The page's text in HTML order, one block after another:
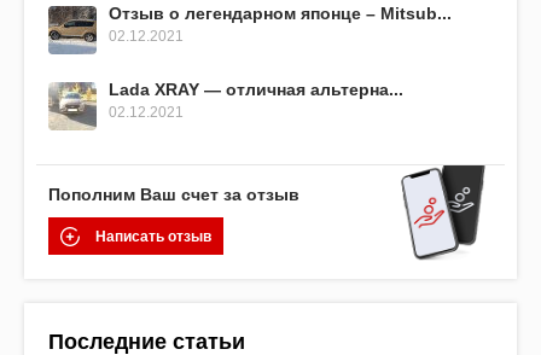
Отзыв о легендарном японце – Mitsub...
02.12.2021
Lada XRAY — отличная альтерна...
02.12.2021
Пополним Ваш счет за отзыв
Написать отзыв
Последние статьи